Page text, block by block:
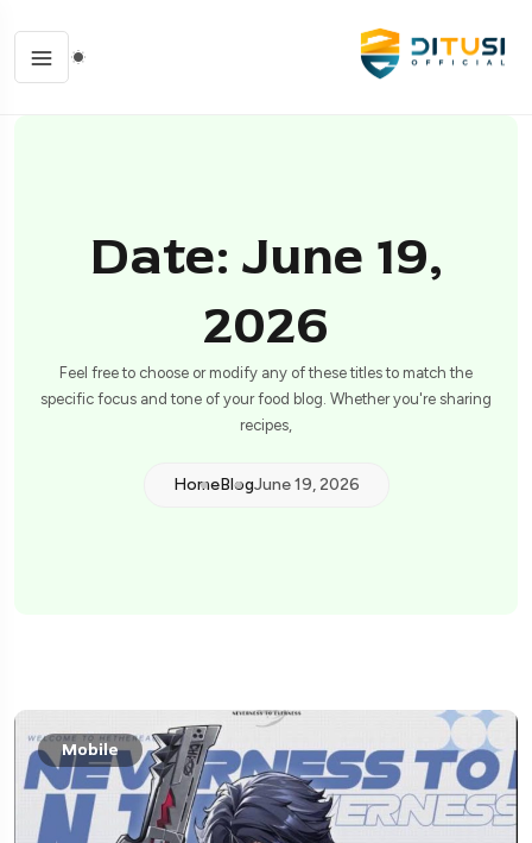
Date: June 19,
2026
Feel free to choose or modify any of these titles to match the
specific focus and tone of your food blog. Whether you're sharing
recipes,
HomeBlogJune 19, 2026
Mobile